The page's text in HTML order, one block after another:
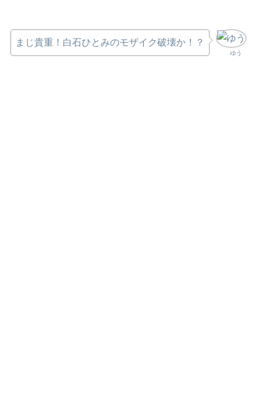
ゆう
まじ貴重！白石ひとみのモザイク破壊か！？